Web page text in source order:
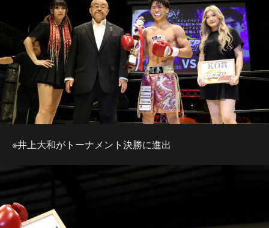
※井上大和がトーナメント決勝に進出